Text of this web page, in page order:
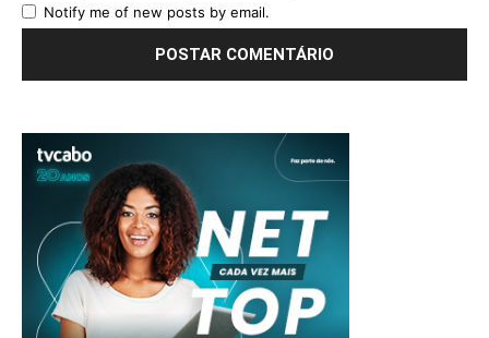
Notify me of new posts by email.